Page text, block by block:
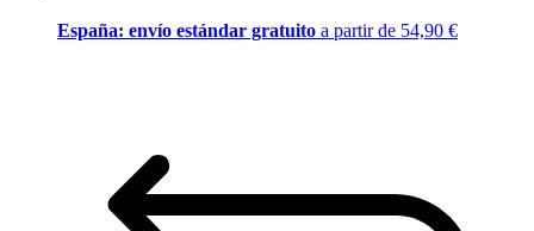
España: envío estándar gratuito a partir de 54,90 €